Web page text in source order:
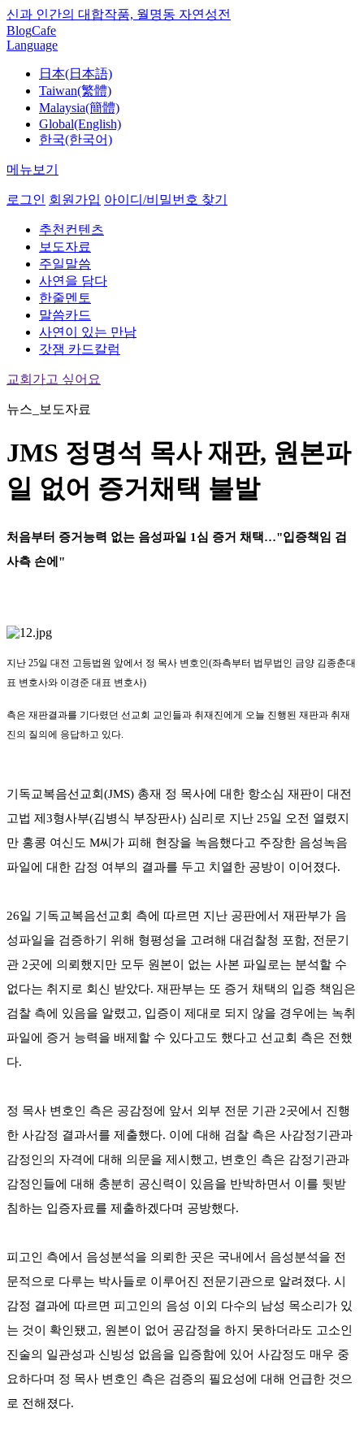
신과 인간의 대합작품, 월명동 자연성전
BlogCafe
Language
日本(日本語)
Taiwan(繁體)
Malaysia(簡體)
Global(English)
한국(한국어)
메뉴보기
로그인 회원가입 아이디/비밀번호 찾기
추천컨텐츠
보도자료
주일말씀
사연을 담다
한줄멘토
말씀카드
사연이 있는 만남
갓잼 카드칼럼
교회가고 싶어요
뉴스_보도자료
JMS 정명석 목사 재판, 원본파
일 없어 증거채택 불발
처음부터 증거능력 없는 음성파일 1심 증거 채택…"입증책임 검
사측 손에"
지난 25일 대전 고등법원 앞에서 정 목사 변호인(좌측부터 법무법인 금양 김종춘대
표 변호사와 이경준 대표 변호사)
측은 재판결과를 기다렸던 선교회 교인들과 취재진에게 오늘 진행된 재판과 취재
진의 질의에 응답하고 있다.
기독교복음선교회(JMS) 총재 정 목사에 대한 항소심 재판이 대전
고법 제3형사부(김병식 부장판사) 심리로 지난 25일 오전 열렸지
만 홍콩 여신도 M씨가 피해 현장을 녹음했다고 주장한 음성녹음
파일에 대한 감정 여부의 결과를 두고 치열한 공방이 이어졌다.
26일 기독교복음선교회 측에 따르면 지난 공판에서 재판부가 음
성파일을 검증하기 위해 형평성을 고려해 대검찰청 포함, 전문기
관 2곳에 의뢰했지만 모두 원본이 없는 사본 파일로는 분석할 수
없다는 취지로 회신 받았다. 재판부는 또 증거 채택의 입증 책임은
검찰 측에 있음을 알렸고, 입증이 제대로 되지 않을 경우에는 녹취
파일에 증거 능력을 배제할 수 있다고도 했다고 선교회 측은 전했
다.
정 목사 변호인 측은 공감정에 앞서 외부 전문 기관 2곳에서 진행
한 사감정 결과서를 제출했다. 이에 대해 검찰 측은 사감정기관과
감정인의 자격에 대해 의문을 제시했고, 변호인 측은 감정기관과
감정인들에 대해 충분히 공신력이 있음을 반박하면서 이를 뒷받
침하는 입증자료를 제출하겠다며 공방했다.
피고인 측에서 음성분석을 의뢰한 곳은 국내에서 음성분석을 전
문적으로 다루는 박사들로 이루어진 전문기관으로 알려졌다. 시
감정 결과에 따르면 피고인의 음성 이외 다수의 남성 목소리가 있
는 것이 확인됐고, 원본이 없어 공감정을 하지 못하더라도 고소인
진술의 일관성과 신빙성 없음을 입증함에 있어 사감정도 매우 중
요하다며 정 목사 변호인 측은 검증의 필요성에 대해 언급한 것으
로 전해졌다.